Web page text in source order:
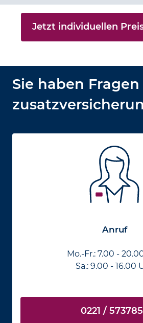
Jetzt individuellen
Sie haben
Anruf
Mo.-Fr.: 7.00 -
Sa.: 9.00 - 16.00
0221 /